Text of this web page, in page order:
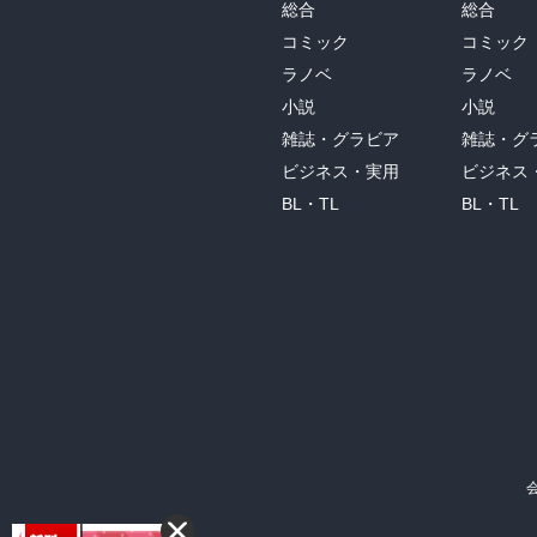
総合
コミック
ラノベ
小説
雑誌・グラビア
ビジネス・実用
BL・TL
総合
コミック
ラノベ
小説
雑誌・グ
ビジネス
BL・TL